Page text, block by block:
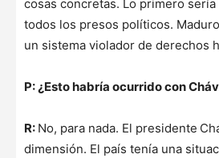
cosas concretas. Lo primero
todos los presos políticos.
un sistema violador de derechos
P: ¿Esto habría ocurrido con
R: No, para nada. El presidente
dimensión. El país tenía una